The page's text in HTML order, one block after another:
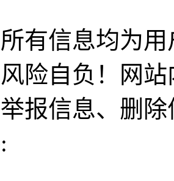
有信息均为
险自负！网
报信息、删